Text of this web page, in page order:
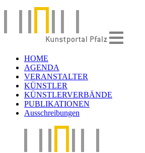
HOME
AGENDA
VERANSTALTER
KÜNSTLER
KÜNSTLERVERBÄNDE
PUBLIKATIONEN
Ausschreibungen